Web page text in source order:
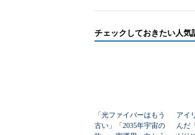
チェックしておきたい人気
「光ファイバーはもう
古い」「2035年宇宙の
アイ
んだ